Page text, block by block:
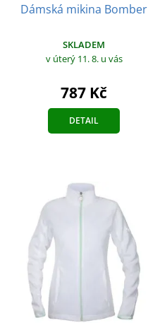
Dámská mikina Bomber
SKLADEM
v úterý 11. 8. u vás
787 Kč
DETAIL